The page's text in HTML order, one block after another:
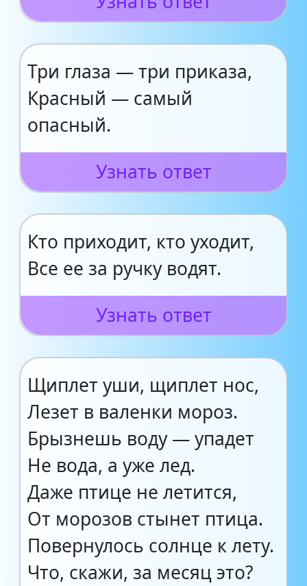
Три глаза — три приказа,
Красный — самый
опасный.
Узнать ответ
Кто приходит, кто уходит,
Все ее за ручку водят.
Узнать ответ
Щиплет уши, щиплет нос,
Лезет в валенки мороз.
Брызнешь воду — упадет
Не вода, а уже лед.
Даже птице не летится,
От морозов стынет птица.
Повернулось солнце к лету.
Что, скажи, за месяц это?